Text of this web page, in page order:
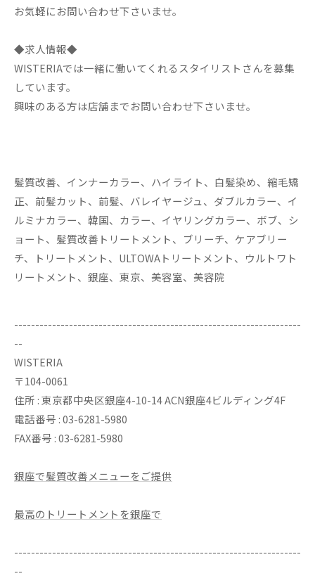
お気軽にお問い合わせ下さいませ。
◆求人情報◆
WISTERIAでは一緒に働いてくれるスタイリストさんを募集
しています。
興味のある方は店舗までお問い合わせ下さいませ。
髪質改善、インナーカラー、ハイライト、白髪染め、縮毛矯
正、前髪カット、前髪、バレイヤージュ、ダブルカラー、イ
ルミナカラー、韓国、カラー、イヤリングカラー、ボブ、シ
ョート、髪質改善トリートメント、ブリーチ、ケアブリー
チ、トリートメント、ULTOWAトリートメント、ウルトワト
リートメント、銀座、東京、美容室、美容院
--------------------------------------------------------------------
--
WISTERIA
〒104-0061
住所 : 東京都中央区銀座4-10-14 ACN銀座4ビルディング4F
電話番号 : 03-6281-5980
FAX番号 : 03-6281-5980
銀座で髪質改善メニューをご提供
最高のトリートメントを銀座で
--------------------------------------------------------------------
--